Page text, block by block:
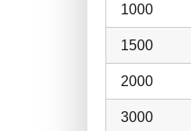
1000
1500
2000
3000